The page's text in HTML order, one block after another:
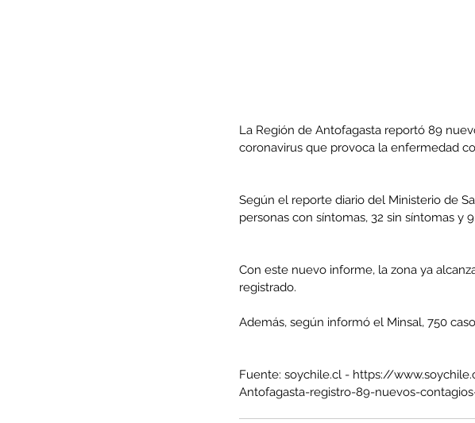
La Región de Antofagasta reportó 89
coronavirus que provoca la enfermedad
Según el reporte diario del Ministerio de
personas con síntomas, 32 sin síntomas y
Con este nuevo informe, la zona ya
registrado.
Además, según informó el Minsal, 750
Fuente: soychile.cl - https://
Antofagasta-registro-89-nuevos-